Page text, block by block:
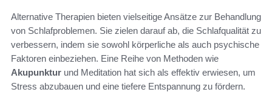
Alternative Therapien bieten vielseitige Ansätze zur Behandlung
von Schlafproblemen. Sie zielen darauf ab, die Schlafqualität zu
verbessern, indem sie sowohl körperliche als auch psychische
Faktoren einbeziehen. Eine Reihe von Methoden wie
Akupunktur und Meditation hat sich als effektiv erwiesen, um
Stress abzubauen und eine tiefere Entspannung zu fördern.